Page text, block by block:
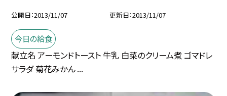
公開日 2013/11/07 更新日 2013/11/07
今日の給食
献立名 アーモンドトースト 牛乳 白菜のクリーム煮 ゴマドレ
サラダ 菊花みかん ...